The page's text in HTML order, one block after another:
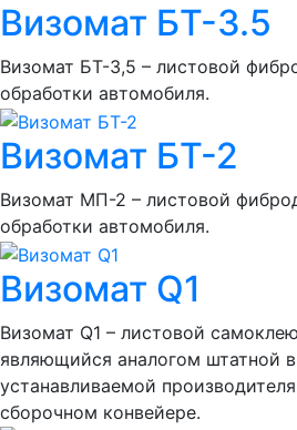
Визомат БТ-3.5
Визомат БТ-3,5 – листовой
обработки автомобиля.
Визомат БТ-2
Визомат МП-2 – листовой
обработки автомобиля.
Визомат Q1
Визомат Q1 – листовой
являющийся аналогом штатной
устанавливаемой
сборочном конвейере.